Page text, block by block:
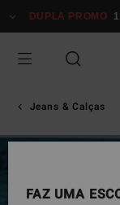
para
informação
DUPLA PROMO 10%
Jeans & Calças
FAZ UMA